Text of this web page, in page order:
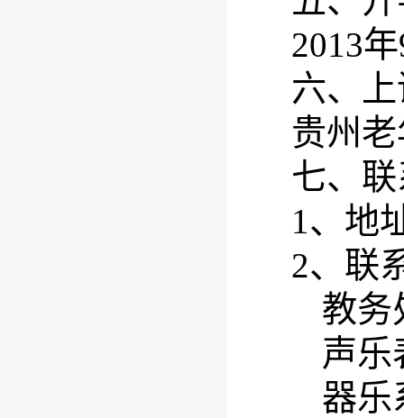
2013年
六、
贵州
七、
1、地
2、联
教务
声乐
器乐